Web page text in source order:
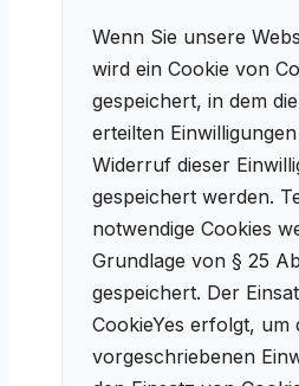
Wenn Sie unsere
wird ein Cookie von
gespeichert, in dem
erteilten
Widerruf dieser
gespeichert werden.
notwendige Cookies
Grundlage von § 25
gespeichert. Der
CookieYes erfolgt, um
vorgeschriebenen